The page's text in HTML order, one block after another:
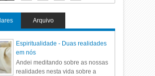
Arquivo
Espiritualidade - Duas realidades
em nós
Andei meditando sobre as nossas
realidades nesta vida sobre a